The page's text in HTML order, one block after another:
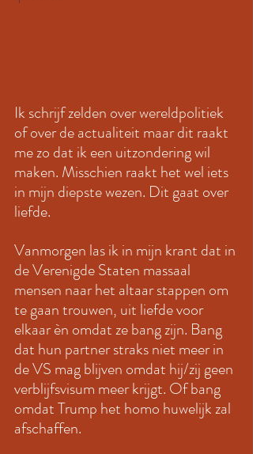
Ik schrijf zelden over wereldpolitiek
of over de actualiteit maar dit raakt
me zo dat ik een uitzondering wil
maken. Misschien raakt het wel iets
in mijn diepste wezen. Dit gaat over
liefde.
Vanmorgen las ik in mijn krant dat in
de Verenigde Staten massaal
mensen naar het altaar stappen om
te gaan trouwen, uit liefde voor
elkaar èn omdat ze bang zijn. Bang
dat hun partner straks niet meer in
de VS mag blijven omdat hij/zij geen
verblijfsvisum meer krijgt. Of bang
omdat Trump het homo huwelijk zal
afschaffen.